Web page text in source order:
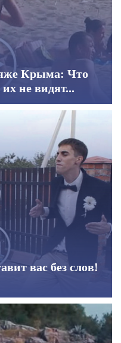
Крыма: Что
не видят...
вас без слов!